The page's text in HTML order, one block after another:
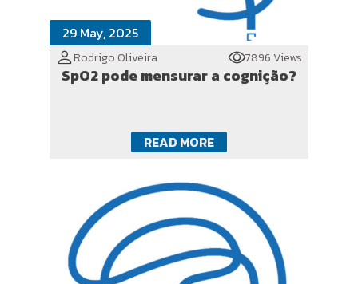
29 May, 2025
Rodrigo Oliveira 7896 Views
SpO2 pode mensurar a cognição?
READ MORE